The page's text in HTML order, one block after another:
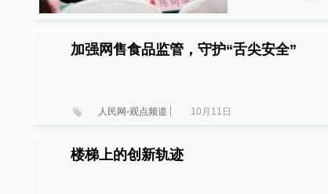
加强网售食品监管，守护“舌尖安全”
人民网-观点频道 10月11日
楼梯上的创新轨迹